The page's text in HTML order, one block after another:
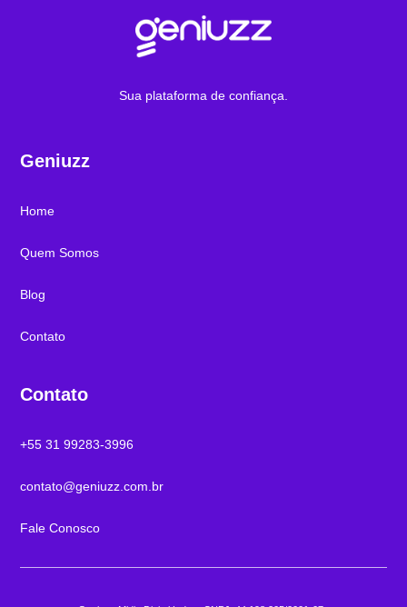
Sua plataforma de confiança.
Geniuzz
Home
Quem Somos
Blog
Contato
Contato
+55 31 99283-3996
contato@geniuzz.com.br
Fale Conosco